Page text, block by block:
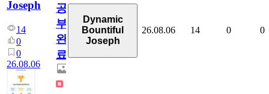
Joseph
14
0
0
26.08.06
공
부
완
료
Dynamic
Bountiful
Joseph
26.08.06 14 0 0